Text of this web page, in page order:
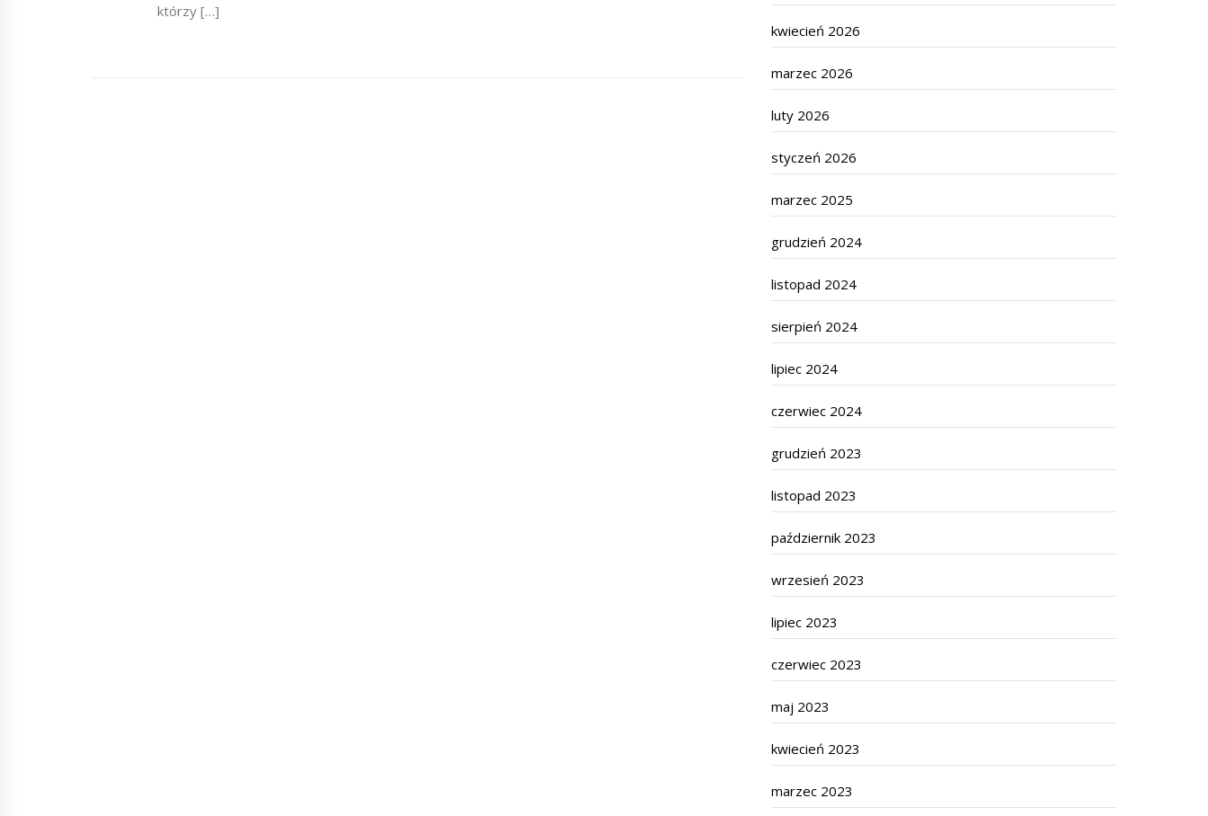
którzy […]
kwiecień 2026
marzec 2026
luty 2026
styczeń 2026
marzec 2025
grudzień 2024
listopad 2024
sierpień 2024
lipiec 2024
czerwiec 2024
grudzień 2023
listopad 2023
październik 2023
wrzesień 2023
lipiec 2023
czerwiec 2023
maj 2023
kwiecień 2023
marzec 2023